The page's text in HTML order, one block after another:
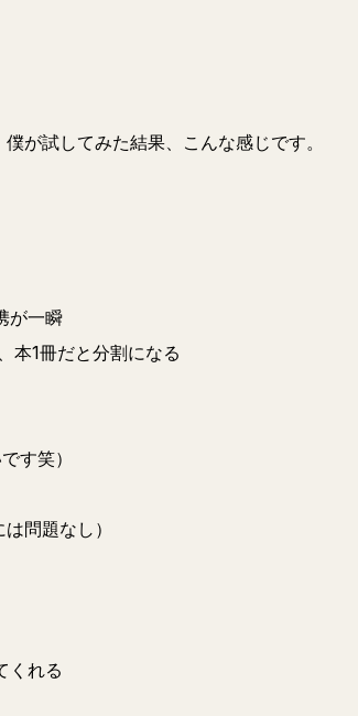
が試してみた結果、こんな感じです。
が一瞬
本1冊だと分割になる
す笑）
問題なし）
くれる